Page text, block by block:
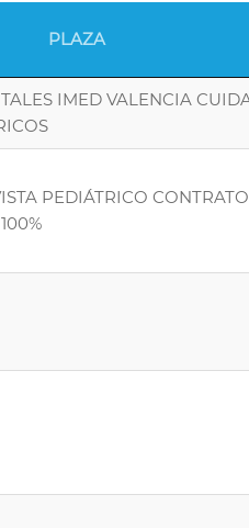
PLAZA
IMED VALENCIA
PEDIÁTRICO CONTRATO